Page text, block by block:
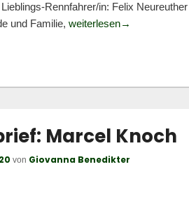
Rennfahrer/in: Felix
und Familie, weiterlesen→
Marcel Knoch
von Giovanna Benedikter